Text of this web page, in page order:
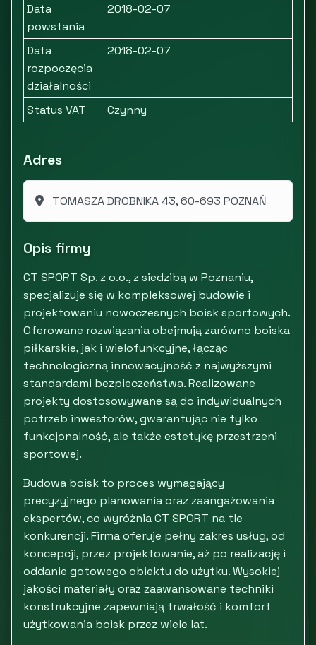
Data
powstania
2018-02-07
Data
rozpoczęcia
działalności
2018-02-07
Status VAT Czynny
Adres
TOMASZA DROBNIKA 43, 60-693 POZNAŃ
Opis firmy
CT SPORT Sp. z o.o., z siedzibą w Poznaniu,
specjalizuje się w kompleksowej budowie i
projektowaniu nowoczesnych boisk sportowych.
Oferowane rozwiązania obejmują zarówno boiska
piłkarskie, jak i wielofunkcyjne, łącząc
technologiczną innowacyjność z najwyższymi
standardami bezpieczeństwa. Realizowane
projekty dostosowywane są do indywidualnych
potrzeb inwestorów, gwarantując nie tylko
funkcjonalność, ale także estetykę przestrzeni
sportowej.
Budowa boisk to proces wymagający
precyzyjnego planowania oraz zaangażowania
ekspertów, co wyróżnia CT SPORT na tle
konkurencji. Firma oferuje pełny zakres usług, od
koncepcji, przez projektowanie, aż po realizację i
oddanie gotowego obiektu do użytku. Wysokiej
jakości materiały oraz zaawansowane techniki
konstrukcyjne zapewniają trwałość i komfort
użytkowania boisk przez wiele lat.